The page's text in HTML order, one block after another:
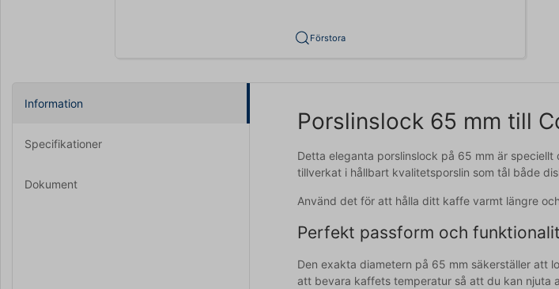
Förstora
Information
Specifikationer
Dokument
Porslinslock 65 mm till
Detta eleganta porslinslock på 65 mm är
tillverkat i hållbart kvalitetsporslin som tål både
Använd det för att hålla ditt kaffe varmt längre
Perfekt passform och
Den exakta diametern på 65 mm säkerställer att
att bevara kaffets temperatur så att du kan njuta